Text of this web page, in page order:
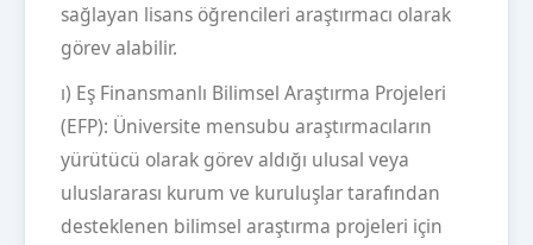
sağlayan lisans öğrencileri araştırmacı olarak
görev alabilir.
ı) Eş Finansmanlı Bilimsel Araştırma Projeleri
(EFP): Üniversite mensubu araştırmacıların
yürütücü olarak görev aldığı ulusal veya
uluslararası kurum ve kuruluşlar tarafından
desteklenen bilimsel araştırma projeleri için